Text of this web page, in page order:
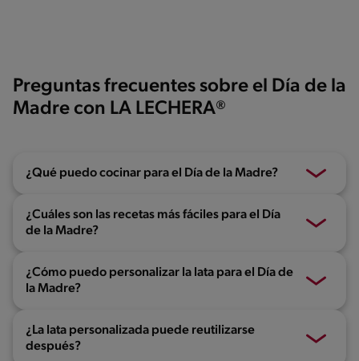
Preguntas frecuentes sobre el Día de la
Madre con LA LECHERA®
¿Qué puedo cocinar para el Día de la Madre?
¿Cuáles son las recetas más fáciles para el Día
de la Madre?
¿Cómo puedo personalizar la lata para el Día de
la Madre?
¿La lata personalizada puede reutilizarse
después?